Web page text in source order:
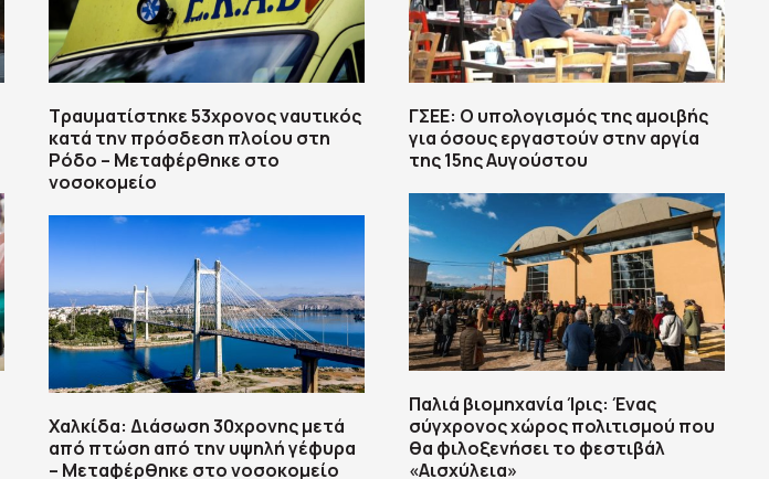
Τραυματίστηκε 53χρονος ναυτικός
κατά την πρόσδεση πλοίου στη
Ρόδο – Μεταφέρθηκε στο
νοσοκομείο
Χαλκίδα: Διάσωση 30χρονης μετά
από πτώση από την υψηλή γέφυρα
– Μεταφέρθηκε στο νοσοκομείο
ΓΣΕΕ: Ο υπολογισμός της αμοιβής
για όσους εργαστούν στην αργία
της 15ης Αυγούστου
Παλιά βιομηχανία Ίρις: Ένας
σύγχρονος χώρος πολιτισμού που
θα φιλοξενήσει το φεστιβάλ
«Αισχύλεια»